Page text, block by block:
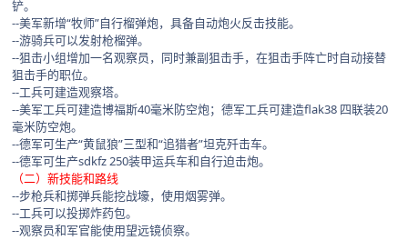
铲。
--美军新增“牧师”自行榴弹炮，具备自动炮火反击技能。
--游骑兵可以发射枪榴弹。
--狙击小组增加一名观察员，同时兼副狙击手，在狙击手阵亡时自动接替
狙击手的职位。
--工兵可建造观察塔。
--美军工兵可建造博福斯40毫米防空炮；德军工兵可建造flak38 四联装20
毫米防空炮。
--德军可生产“黄鼠狼”三型和“追猎者”坦克歼击车。
--德军可生产sdkfz 250装甲运兵车和自行迫击炮。
（二）新技能和路线
--步枪兵和掷弹兵能挖战壕，使用烟雾弹。
--工兵可以投掷炸药包。
--观察员和军官能使用望远镜侦察。